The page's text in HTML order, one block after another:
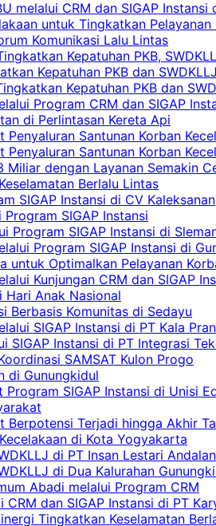
melalui CRM dan SIGAP
untuk Tingkatkan Pelayanan
Komunikasi Lalu Lintas
Kepatuhan PKB,
Kepatuhan PKB dan SWDKLLJ
Kepatuhan PKB dan
Program CRM dan SIGAP
di Perlintasan Kereta Api
Santunan Korban
Santunan Korban
Miliar dengan Layanan Semakin
Berlalu Lintas
SIGAP Instansi di CV Kaleksanan
SIGAP Instansi
Program SIGAP Instansi di
Program SIGAP Instansi di
untuk Optimalkan Pelayanan
Kunjungan CRM dan SIGAP
Hari Anak Nasional
Berbasis Komunitas di Sedayu
SIGAP Instansi di PT Kala
SIGAP Instansi di PT Integrasi
SAMSAT Kulon Progo
di Gunungkidul
SIGAP Instansi di Unisi
Berpotensi Terjadi hingga Akhir
di Kota Yogyakarta
di PT Insan Lestari Andalan
di Dua Kalurahan
Abadi melalui Program CRM
dan SIGAP Instansi di PT
Tingkatkan Keselamatan